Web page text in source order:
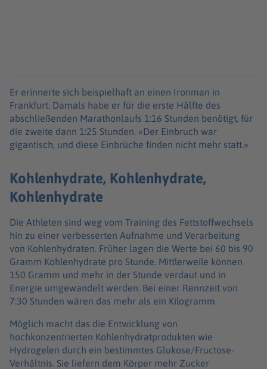
Er erinnerte sich beispielhaft an einen Ironman in
Frankfurt. Damals habe er für die erste Hälfte des
abschließenden Marathonlaufs 1:16 Stunden benötigt, für
die zweite dann 1:25 Stunden. «Der Einbruch war
gigantisch, und diese Einbrüche finden nicht mehr statt.»
Kohlenhydrate, Kohlenhydrate,
Kohlenhydrate
Die Athleten sind weg vom Training des Fettstoffwechsels
hin zu einer verbesserten Aufnahme und Verarbeitung
von Kohlenhydraten. Früher lagen die Werte bei 60 bis 90
Gramm Kohlenhydrate pro Stunde. Mittlerweile können
150 Gramm und mehr in der Stunde verdaut und in
Energie umgewandelt werden. Bei einer Rennzeit von
7:30 Stunden wären das mehr als ein Kilogramm.
Möglich macht das die Entwicklung von
hochkonzentrierten Kohlenhydratprodukten wie
Hydrogelen durch ein bestimmtes Glukose/Fructose-
Verhältnis. Sie liefern dem Körper mehr Zucker